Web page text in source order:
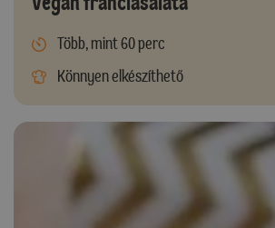
Több, mint 60 perc
Könnyen elkészíthető